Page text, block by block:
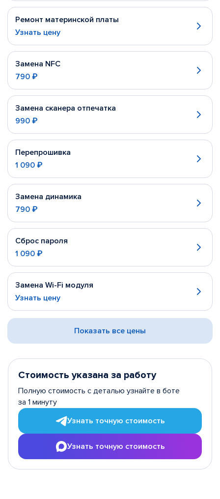
Ремонт материнской платы
Узнать цену
Замена NFC
790 ₽
Замена сканера отпечатка
990 ₽
Перепрошивка
1 090 ₽
Замена динамика
790 ₽
Сброс пароля
1 090 ₽
Замена Wi-Fi модуля
Узнать цену
Показать все цены
Стоимость указана за работу
Полную стоимость с деталью узнайте в боте
за 1 минуту
Узнать точную стоимость
Узнать точную стоимость